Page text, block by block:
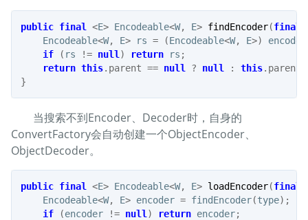
public final <E> Encodeable<W, E> findEncoder(final
Encodeable<W, E> rs = (Encodeable<W, E>)
if
( rs != null ) return rs ;
return this. parent == null ? null : this. parent
}
当搜索不到Encoder、Decoder时，自身的
ConvertFactory会自动创建一个ObjectEncoder、
ObjectDecoder。
public final <E> Encodeable<W, E> loadEncoder(final
Encodeable<W, E> encoder = findEncoder(type);
if
(encoder != null ) return encoder;